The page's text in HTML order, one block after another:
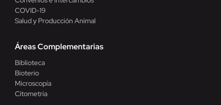
COVID-19
Salud y Producción Animal
Áreas Complementarias
Biblioteca
Bioterio
Microscopía
Citometría